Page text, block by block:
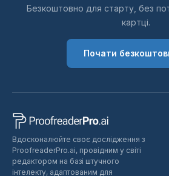
Безкоштовно для старту, без
картці.
Почати
Вдосконалюйте своє дослідження з
ProofreaderPro.ai, провідним у світі
редактором на базі штучного
інтелекту, адаптованим для